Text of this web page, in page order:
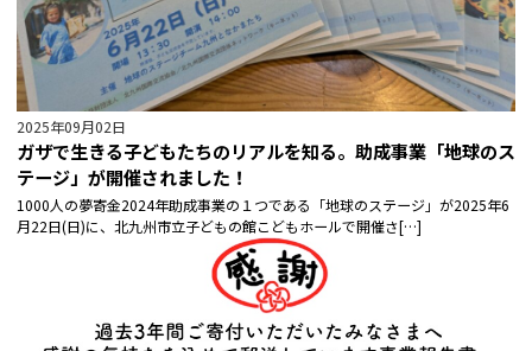
2025年09月02日
ガザで生きる子どもたちのリアルを知る。助成事業「地球のス
テージ」が開催されました！
1000人の夢寄金2024年助成事業の１つである「地球のステージ」が2025年6
月22日(日)に、北九州市立子どもの館こどもホールで開催さ[…]